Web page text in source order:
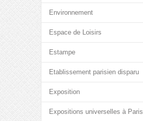
Environnement
Espace de Loisirs
Estampe
Etablissement parisien disparu
Exposition
Expositions universelles à Paris